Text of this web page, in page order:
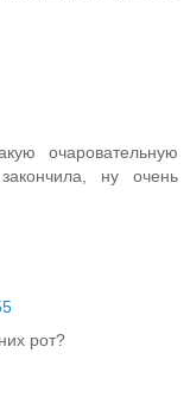
очаровательную
ну очень
рот?